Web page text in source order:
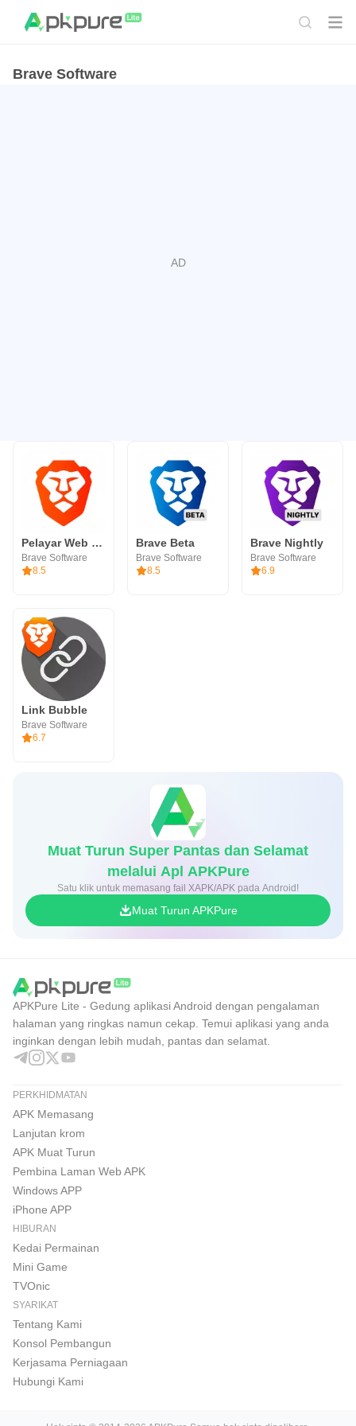
Brave Software
Pelayar Web Peribadi Brave
Brave Software
8.5
Brave Beta
Brave Software
8.5
Brave Nightly
Brave Software
6.9
Link Bubble
Brave Software
6.7
Muat Turun Super Pantas dan Selamat
melalui Apl APKPure
Satu klik untuk memasang fail XAPK/APK pada Android!
Muat Turun APKPure
APKPure Lite - Gedung aplikasi Android dengan pengalaman
halaman yang ringkas namun cekap. Temui aplikasi yang anda
inginkan dengan lebih mudah, pantas dan selamat.
PERKHIDMATAN
APK Memasang
Lanjutan krom
APK Muat Turun
Pembina Laman Web APK
Windows APP
iPhone APP
HIBURAN
Kedai Permainan
Mini Game
TVOnic
SYARIKAT
Tentang Kami
Konsol Pembangun
Kerjasama Perniagaan
Hubungi Kami